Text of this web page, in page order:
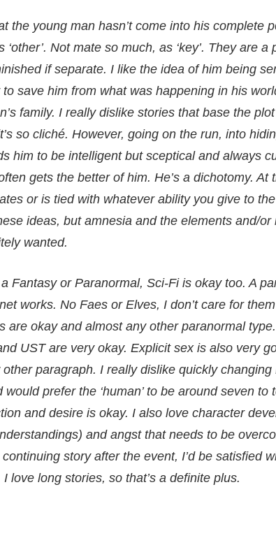
the young man hasn’t come into his complete
‘other’. Not mate so much, as ‘key’. They are
if separate. I like the idea of him being
save him from what was happening in his
family. I really dislike stories that base the
so cliché. However, going on the run, into
him to be intelligent but sceptical and always
gets the better of him. He’s a dichotomy.
or is tied with whatever ability you give to
ideas, but amnesia and the elements and/
wanted.
a Fantasy or Paranormal, Sci-Fi is okay too. A
works. No Faes or Elves, I don’t care for
are okay and almost any other paranormal
UST are very okay. Explicit sex is also very
paragraph. I really dislike quickly
would prefer the ‘human’ to be around seven
and desire is okay. I also love character
and angst that needs to be
story after the event, I’d be satisfied
love long stories, so that’s a definite plus.